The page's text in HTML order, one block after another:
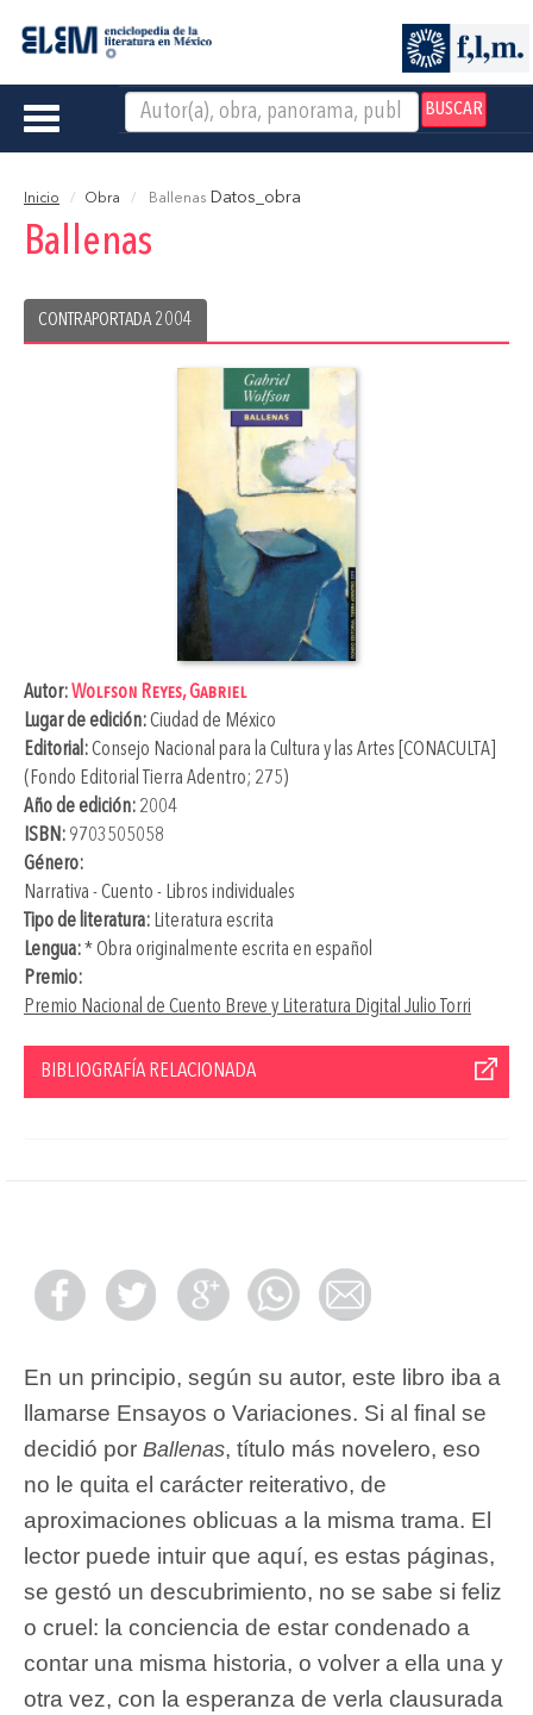
BUSCAR
Toggle
Inicio Obra Ballenas Datos_obra
Ballenas
CONTRAPORTADA 2004
Autor:Wolfson Reyes, Gabriel
Lugar de edición:Ciudad de México
Editorial:Consejo Nacional para la Cultura y las Artes [CONACULTA]
(Fondo Editorial Tierra Adentro; 275)
Año de edición: 2004
ISBN: 9703505058
Género:
Narrativa - Cuento - Libros individuales
Tipo de literatura: Literatura escrita
Lengua:* Obra originalmente escrita en español
Premio:
Premio Nacional de Cuento Breve y Literatura Digital Julio Torri
BIBLIOGRAFÍA RELACIONADA
En un principio, según su autor, este libro iba a
llamarse Ensayos o Variaciones. Si al final se
decidió por Ballenas, título más novelero, eso
no le quita el carácter reiterativo, de
aproximaciones oblicuas a la misma trama. El
lector puede intuir que aquí, es estas páginas,
se gestó un descubrimiento, no se sabe si feliz
o cruel: la conciencia de estar condenado a
contar una misma historia, o volver a ella una y
otra vez, con la esperanza de verla clausurada